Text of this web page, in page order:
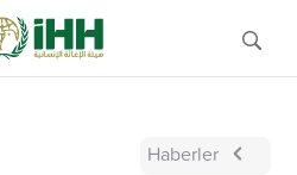
Haberler